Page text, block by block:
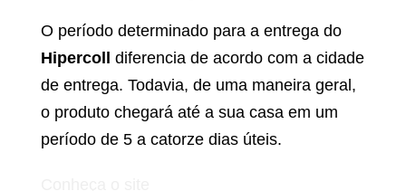
O período determinado para a entrega do
Hipercoll
diferencia de acordo com a cidade
de entrega. Todavia, de uma maneira geral,
o produto chegará até a sua casa em um
período de 5 a catorze dias úteis.